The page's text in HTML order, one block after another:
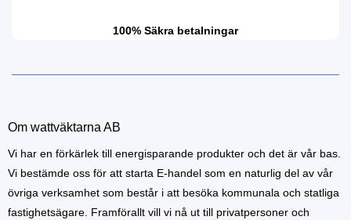
100% Säkra betalningar
Om wattväktarna AB
Vi har en förkärlek till energisparande produkter och det är vår bas.
Vi bestämde oss för att starta E-handel som en naturlig del av vår
övriga verksamhet som består i att besöka kommunala och statliga
fastighetsägare. Framförallt vill vi nå ut till privatpersoner och